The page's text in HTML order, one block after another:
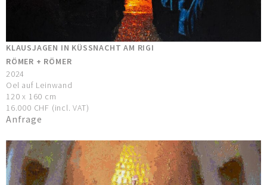
KLAUSJAGEN IN KÜSSNACHT AM RIGI
RÖMER + RÖMER
2024
Oel auf Leinwand
120 x 160 cm
16.000 CHF (incl. VAT)
Anfrage